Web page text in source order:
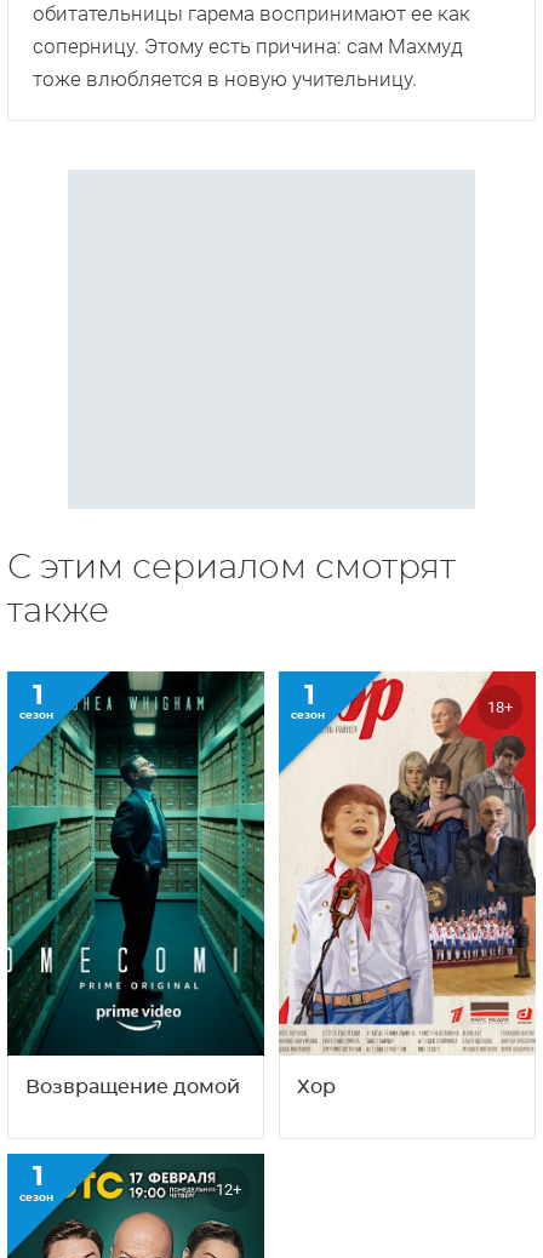
обитательницы гарема воспринимают ее как
соперницу. Этому есть причина: сам Махмуд
тоже влюбляется в новую учительницу.
С этим сериалом смотрят
также
1
сезон
Возвращение домой
1
сезон 18+
Хор
1
сезон 12+